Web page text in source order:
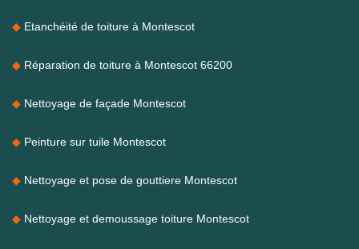
Etanchéité de toiture à Montescot
Réparation de toiture à Montescot 66200
Nettoyage de façade Montescot
Peinture sur tuile Montescot
Nettoyage et pose de gouttiere Montescot
Nettoyage et demoussage toiture Montescot